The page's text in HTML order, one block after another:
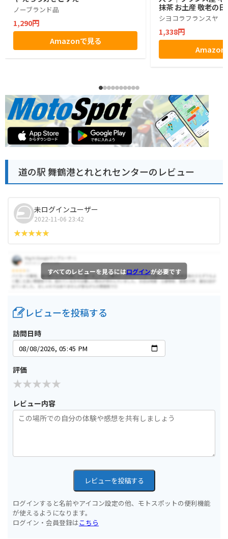
ノーブランド品
1,290円
Amazonで見る
抹茶 お土産 敬老の日
シヨコラフランスヤ
1,338円
Amazon
道の駅 舞鶴港とれとれセンターのレビュー
未ログインユーザー
2022-11-06 23:42
すべてのレビューを見るにはログインが必要です
レビューを投稿する
訪問日時
評価
レビュー内容
レビューを投稿する
ログインすると名前やアイコン設定の他、モトスポットの便利機能
が使えるようになります。
ログイン・会員登録はこちら